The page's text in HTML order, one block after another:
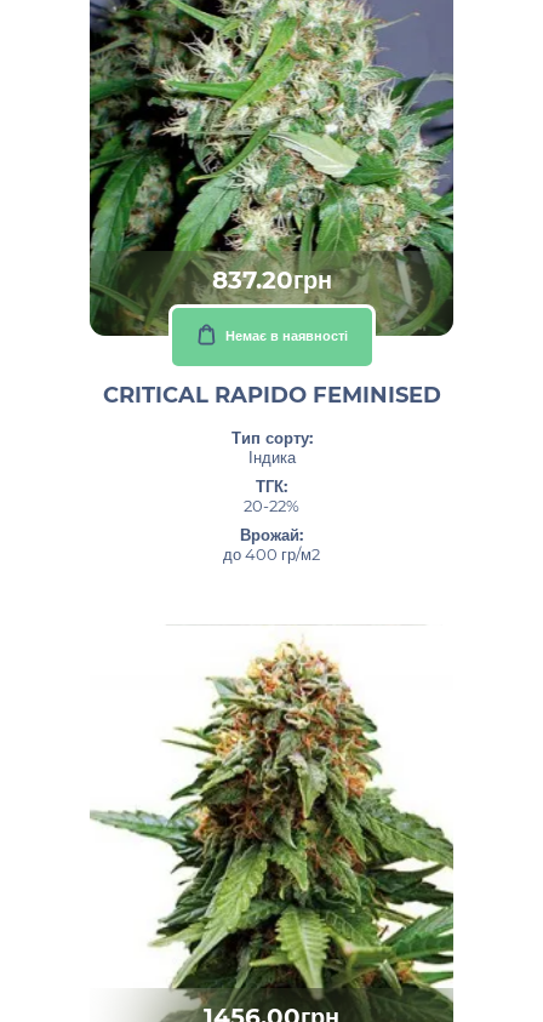
837.20грн
Немає в наявності
CRITICAL RAPIDO FEMINISED
Тип сорту:
Індика
ТГК:
20-22%
Врожай:
до 400 гр/м2